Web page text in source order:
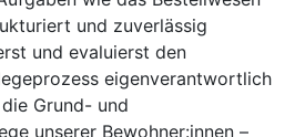
und zuverlässig
und evaluierst den
eigenverantwortlich
Grund- und
unserer Bewohner:innen –